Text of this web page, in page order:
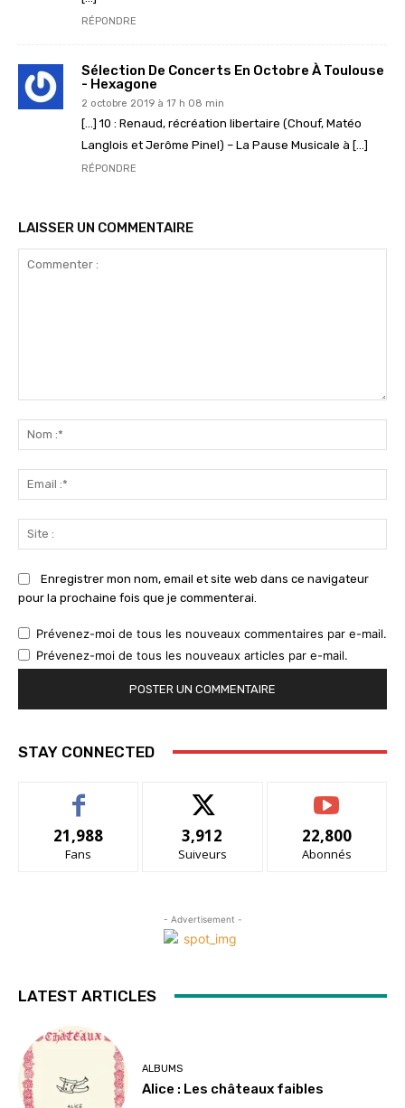
RÉPONDRE
Sélection De Concerts En Octobre À Toulouse
- Hexagone
2 octobre 2019 à 17 h 08 min
[…] 10 : Renaud, récréation libertaire (Chouf, Matéo
Langlois et Jerôme Pinel) – La Pause Musicale à […]
RÉPONDRE
LAISSER UN COMMENTAIRE
:*
:*
:
Enregistrer mon nom, email et site web dans ce navigateur
pour la prochaine fois que je commenterai.
Prévenez-moi de tous les nouveaux commentaires par e-mail.
Prévenez-moi de tous les nouveaux articles par e-mail.
STAY CONNECTED
21,988
Fans
3,912
Suiveurs
22,800
Abonnés
- Advertisement -
LATEST ARTICLES
ALBUMS
Alice : Les châteaux faibles